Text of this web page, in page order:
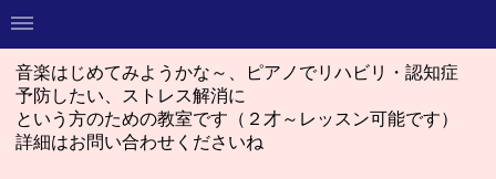
音楽はじめてみようかな～、ピアノでリハビリ・認知症
予防したい、ストレス解消に
という方のための教室です（２才～レッスン可能です）
詳細はお問い合わせくださいね